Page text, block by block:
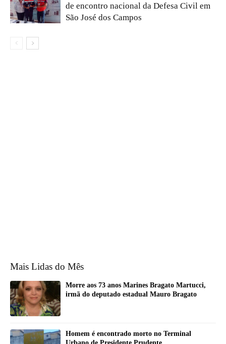
de encontro nacional da Defesa Civil em
São José dos Campos
Mais Lidas do Mês
Morre aos 73 anos Marines Bragato Martucci,
irmã do deputado estadual Mauro Bragato
Homem é encontrado morto no Terminal